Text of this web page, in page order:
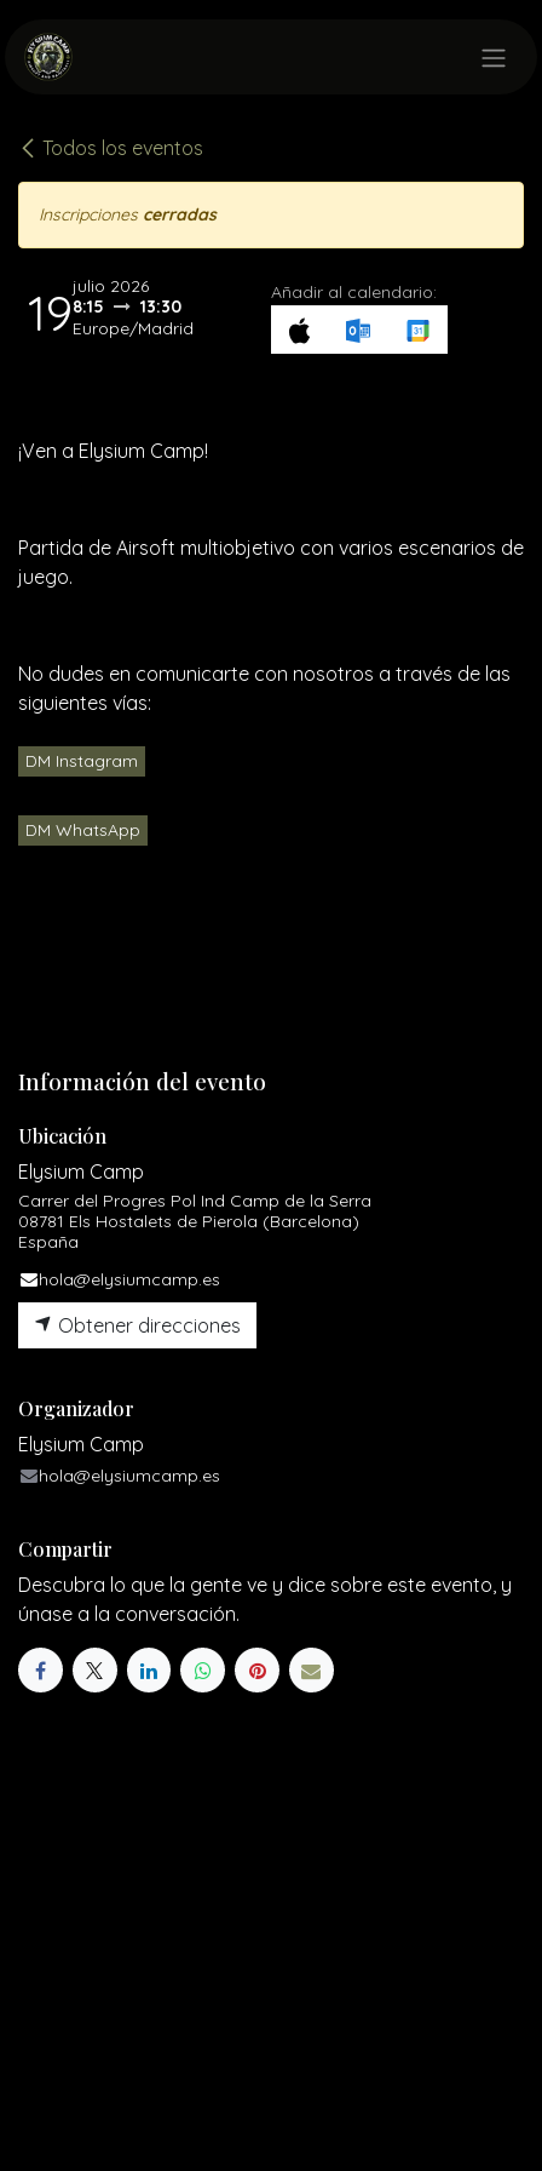
Todos los eventos
Inscripciones cerradas
19julio 2026
8:15
13:30
Europe/Madrid
Añadir al calendario:
¡Ven a Elysium Camp!
Partida de Airsoft multiobjetivo con varios escenarios de
juego.
No dudes en comunicarte con nosotros a través de las
siguientes vías:
DM Instagram
DM WhatsApp
Información del evento
Ubicación
Elysium Camp
Carrer del Progres Pol Ind Camp de la Serra
08781 Els Hostalets de Pierola (Barcelona)
España
hola@elysiumcamp.es
Obtener direcciones
Organizador
Elysium Camp
hola@elysiumcamp.es
Compartir
Descubra lo que la gente ve y dice sobre este evento, y
únase a la conversación.